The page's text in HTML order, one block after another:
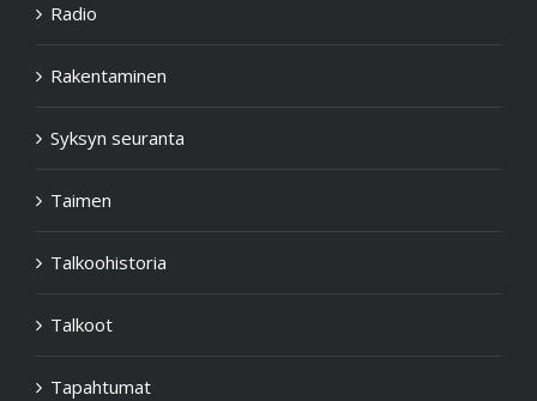
Radio
Rakentaminen
Syksyn seuranta
Taimen
Talkoohistoria
Talkoot
Tapahtumat